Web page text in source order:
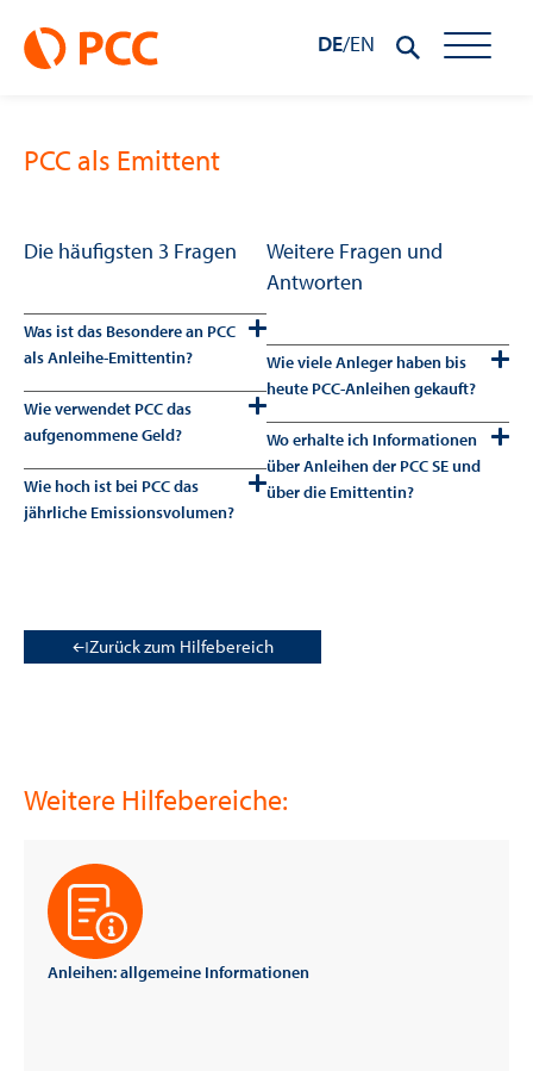
DE/EN
PCC als Emittent
Die häufigsten 3 Fragen
Was ist das Besondere an PCC
als Anleihe-Emittentin?
Wie verwendet PCC das
aufgenommene Geld?
Wie hoch ist bei PCC das
jährliche Emissionsvolumen?
Weitere Fragen und
Antworten
Wie viele Anleger haben bis
heute PCC-Anleihen gekauft?
Wo erhalte ich Informationen
über Anleihen der PCC SE und
über die Emittentin?
Zurück zum Hilfebereich
Weitere Hilfebereiche:
Anleihen: allgemeine Informationen